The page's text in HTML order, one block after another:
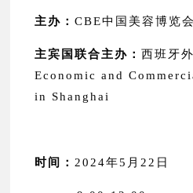
主办：CBE中国美容博览会
主宾国联合主办：西班牙
Economic and
in Shanghai
时间： 2024年5月22日